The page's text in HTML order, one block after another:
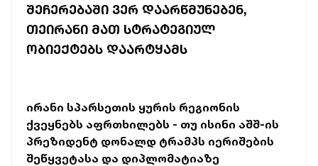
ᲨᲔᲩᲔᲠᲔᲑᲐᲨᲘ ᲕᲔᲠ ᲓᲐᲐᲠᲬᲛᲣᲜᲔᲑᲔᲜ,
ᲗᲔᲘᲠᲐᲜᲘ ᲛᲐᲗ ᲡᲢᲠᲐᲢᲔᲒᲘᲣᲚ
ᲝᲑᲘᲔᲥᲢᲔᲑᲡ ᲓᲐᲐᲠᲢᲧᲐᲛᲡ
ირანი სპარსეთის ყურის რეგიონის
ქვეყნებს აფრთხილებს - თუ ისინი აშშ-ის
პრეზიდენტ დონალდ ტრამპს იერიშების
შეწყვეტასა და დიპლომატიაზე